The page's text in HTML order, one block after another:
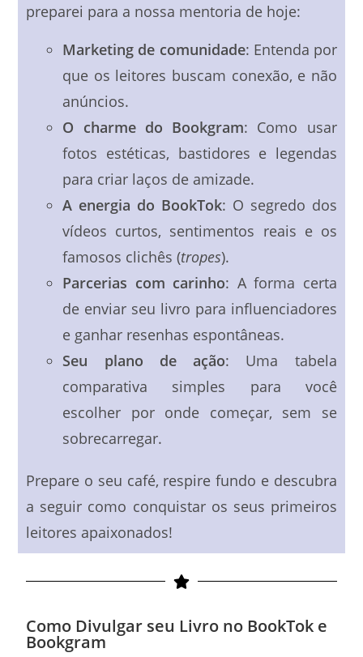
preparei para a nossa mentoria de hoje:
Marketing de comunidade: Entenda por
que os leitores buscam conexão, e não
anúncios.
O charme do Bookgram: Como usar
fotos estéticas, bastidores e legendas
para criar laços de amizade.
A energia do BookTok: O segredo dos
vídeos curtos, sentimentos reais e os
famosos clichês (tropes).
Parcerias com carinho: A forma certa
de enviar seu livro para influenciadores
e ganhar resenhas espontâneas.
Seu plano de ação: Uma tabela
comparativa simples para você
escolher por onde começar, sem se
sobrecarregar.
Prepare o seu café, respire fundo e descubra
a seguir como conquistar os seus primeiros
leitores apaixonados!
Como Divulgar seu Livro no BookTok e
Bookgram